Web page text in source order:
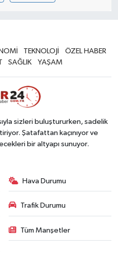
TEKNOLOJİ
ÖZEL HABER
SAĞLIK YAŞAM
sizleri buluştururken, sadelik
Şatafattan kaçınıyor ve
bir altyapı sunuyor.
Hava Durumu
Trafik Durumu
Tüm Manşetler